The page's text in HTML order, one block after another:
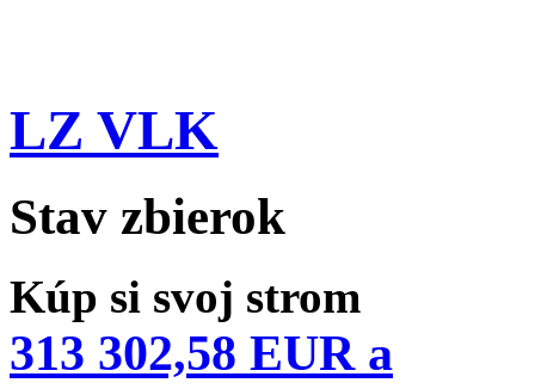
LZ VLK
Stav zbierok
Kúp si svoj strom
313 302,58 EUR a